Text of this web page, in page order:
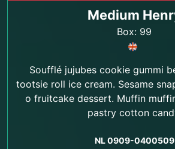
Medium
Box: 99
Soufflé jujubes cookie gummi
tootsie roll ice cream. Sesame
o fruitcake dessert. Muffin
pastry cotton
NL 0909-0400509